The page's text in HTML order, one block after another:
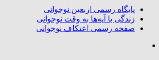
پایگاه رسمی اربعین نوجوانی
زندگی با آیه‌ها به وقت نوجوانی
صفحه رسمی اعتکاف نوجوانی